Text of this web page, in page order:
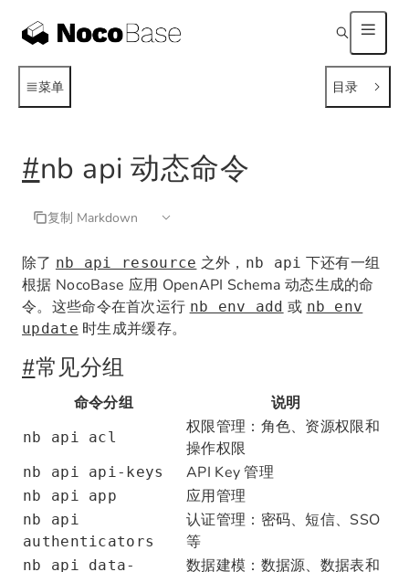
菜单 目录
#nb api 动态命令
复制 Markdown
除了 nb api resource 之外， nb api 下还有一组
根据 NocoBase 应用 OpenAPI Schema 动态生成的命
令。这些命令在首次运行 nb env add 或 nb env
update 时生成并缓存。
#常见分组
命令分组 说明
nb api acl
权限管理：角色、资源权限和
操作权限
nb api api-keys API Key 管理
nb api app 应用管理
nb api
authenticators
认证管理：密码、短信、SSO
等
nb api data-
数据建模：数据源、数据表和